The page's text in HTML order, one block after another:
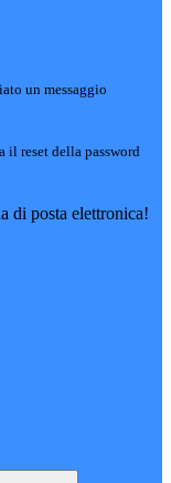
un messaggio
il reset della password
di posta elettronica!